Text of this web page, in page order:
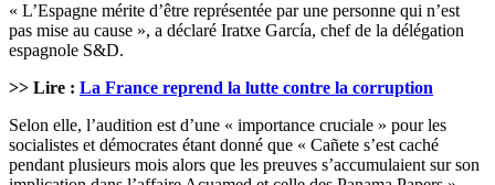
« L’Espagne mérite d’être représentée par une personne qui n’est
pas mise au cause », a déclaré Iratxe García, chef de la délégation
espagnole S&D.
>> Lire : La France reprend la lutte contre la corruption
Selon elle, l’audition est d’une « importance cruciale » pour les
socialistes et démocrates étant donné que « Cañete s’est caché
pendant plusieurs mois alors que les preuves s’accumulaient sur son